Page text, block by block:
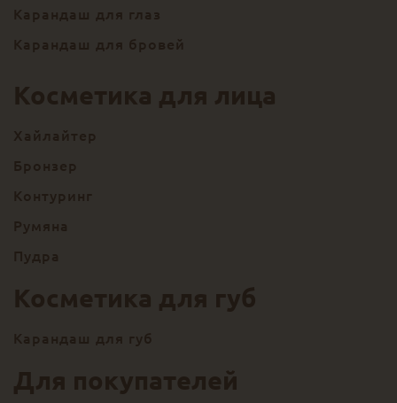
Карандаш для глаз
Карандаш для бровей
Косметика для лица
Хайлайтер
Бронзер
Контуринг
Румяна
Пудра
Косметика для губ
Карандаш для губ
Для покупателей